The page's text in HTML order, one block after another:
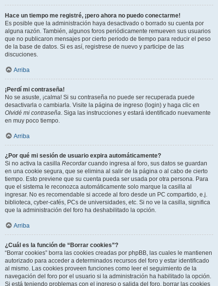
Hace un tiempo me registré, ¡pero ahora no puedo conectarme!
Es posible que la administración haya desactivado o borrado su cuenta por
alguna razón. También, algunos foros periódicamente remueven sus usuarios
que no publicaron mensajes por cierto periodo de tiempo para reducir el peso
de la base de datos. Si es así, registrese de nuevo y participe de las
discuciones.
Arriba
¡Perdí mi contraseña!
No se asuste, ¡calma! Si su contraseña no puede ser recuperada puede
desactivarla o cambiarla. Visite la página de ingreso (login) y haga clic en
Olvidé mi contraseña. Siga las instrucciones y estará identificado nuevamente
en muy poco tiempo.
Arriba
¿Por qué mi sesión de usuario expira automáticamente?
Si no activa la casilla Recordarcuando ingresa al foro, sus datos se guardan
en una cookie segura, que se elimina al salir de la página o al cabo de cierto
tiempo. Esto previene que su cuenta pueda ser usada por otra persona. Para
que el sistema le reconozca automáticamente solo marque la casilla al
ingresar. No es recomendable si accede al foro desde un PC compartido, e.j.
biblioteca, cyber-cafés, PCs de universidades, etc. Si no ve la casilla, significa
que la administración del foro ha deshabilitado la opción.
Arriba
¿Cuál es la función de “Borrar cookies”?
“Borrar cookies” borra las cookies creadas por phpBB, las cuales le mantienen
autorizado para acceder a determinados recursos del foro y estar identificado
al mismo. Las cookies proveen funciones como leer el seguimiento de la
navegación del foro por el usuario si la administración ha habilitado la opción.
Si está teniendo problemas con el ingreso o salida del foro, borrar las cookies